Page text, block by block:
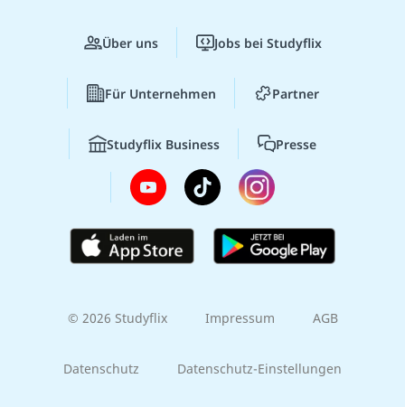
Über uns Jobs bei Studyflix
Für Unternehmen Partner
Studyflix Business Presse
© 2026 Studyflix Impressum AGB
Datenschutz Datenschutz-Einstellungen